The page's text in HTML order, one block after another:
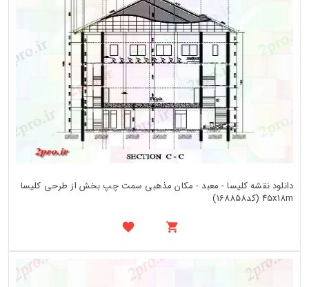
دانلود نقشه کلیسا - معبد - مکان مذهبی سمت چپ بخش از طرحی کلیسا
45x18m (کد168858)